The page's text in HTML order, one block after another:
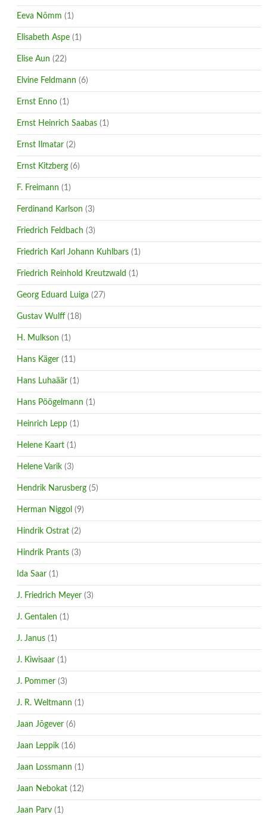
Eeva Nõmm (1)
Elisabeth Aspe (1)
Elise Aun (22)
Elvine Feldmann (6)
Ernst Enno (1)
Ernst Heinrich Saabas (1)
Ernst Ilmatar (2)
Ernst Kitzberg (6)
F. Freimann (1)
Ferdinand Karlson (3)
Friedrich Feldbach (3)
Friedrich Karl Johann Kuhlbars (1)
Friedrich Reinhold Kreutzwald (1)
Georg Eduard Luiga (27)
Gustav Wulff(18)
H. Mulkson (1)
Hans Käger (11)
Hans Luhaäär (1)
Hans Pöögelmann (1)
Heinrich Lepp (1)
Helene Kaart (1)
Helene Varik (3)
Hendrik Narusberg (5)
Herman Niggol (9)
Hindrik Ostrat (2)
Hindrik Prants (3)
Ida Saar (1)
J. Friedrich Meyer (3)
J. Gentalen (1)
J. Janus (1)
J. Kiwisaar (1)
J. Pommer (3)
J. R. Weltmann (1)
Jaan Jõgever (6)
Jaan Leppik (16)
Jaan Lossmann (1)
Jaan Nebokat (12)
Jaan Parv (1)